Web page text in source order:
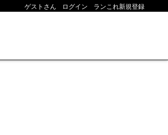
ゲストさん ログイン ランこれ新規登録